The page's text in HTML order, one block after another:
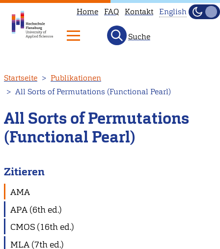
zum
Inhalt
Home FAQ Kontakt
English.
English
Hell
Suche
Startseite
Publikationen
All Sorts of Permutations (Functional Pearl)
All Sorts of Permutations
(Functional Pearl)
Zitieren
AMA
APA (6th ed.)
CMOS (16th ed.)
MLA (7th ed.)